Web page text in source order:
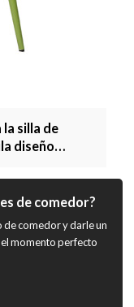
la silla de
diseño
de comedor?
de comedor y darle un
el momento perfecto